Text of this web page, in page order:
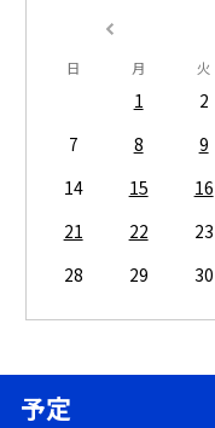
日 月 火
1 2
7
8 9
14
15 16
21
22 23
28
29 30
予定